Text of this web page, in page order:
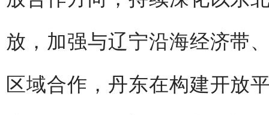
放，加强与辽宁沿海经济带
区域合作，丹东在构建开放